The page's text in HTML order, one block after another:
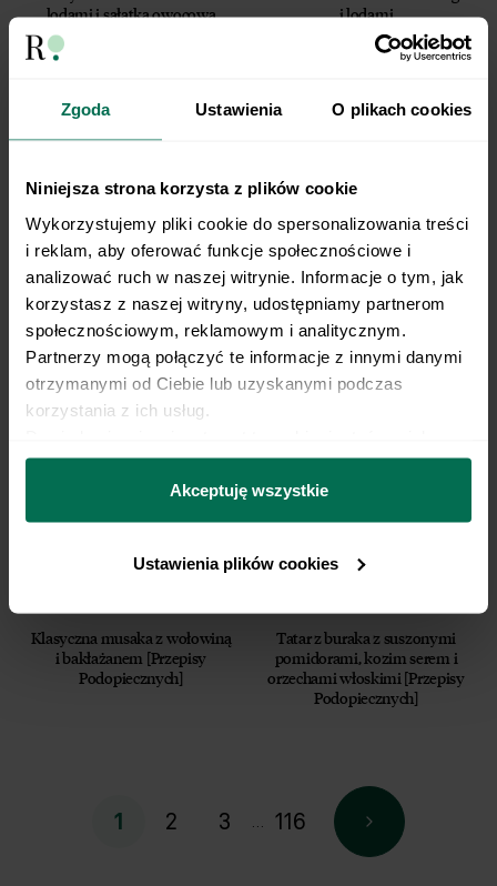
Zgoda Ustawienia O plikach cookies
Niniejsza strona korzysta z plików cookie
Wykorzystujemy pliki cookie do spersonalizowania treści
i reklam, aby oferować funkcje społecznościowe i
analizować ruch w naszej witrynie. Informacje o tym, jak
korzystasz z naszej witryny, udostępniamy partnerom
społecznościowym, reklamowym i analitycznym.
Partnerzy mogą połączyć te informacje z innymi danymi
otrzymanymi od Ciebie lub uzyskanymi podczas
korzystania z ich usług.
można się z nami skontaktować i w jaki sposób
przetwarzamy dane osobowe w ramach
prywatności.
Akceptuję wszystkie
Ustawienia plików cookies
lodami i sałatką owocową
i lodami
Focaccia – przepis podstawowy
Pastitsio z indykiem [Przepisy
Podopiecznych]
Klasyczna musaka z wołowiną
i bakłażanem [Przepisy
Podopiecznych]
Tatar z buraka z suszonymi
pomidorami, kozim serem i
orzechami włoskimi [Przepisy
Podopiecznych]
1 2 3 … 116